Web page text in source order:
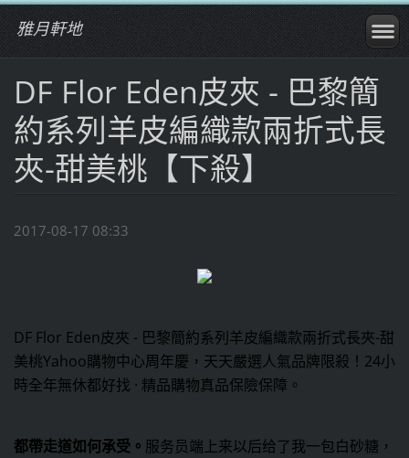
雅月軒地
DF Flor Eden皮夾 - 巴黎簡
約系列羊皮編織款兩折式長
夾-甜美桃【下殺】
2017-08-17 08:33
DF Flor Eden皮夾 - 巴黎簡約系列羊皮編織款兩折式長夾-甜
美桃Yahoo購物中心周年慶，天天嚴選人氣品牌限殺！24小
時全年無休都好找 · 精品購物真品保險保障。
都帶走道如何承受。 服务员端上来以后给了我一包白砂糖，